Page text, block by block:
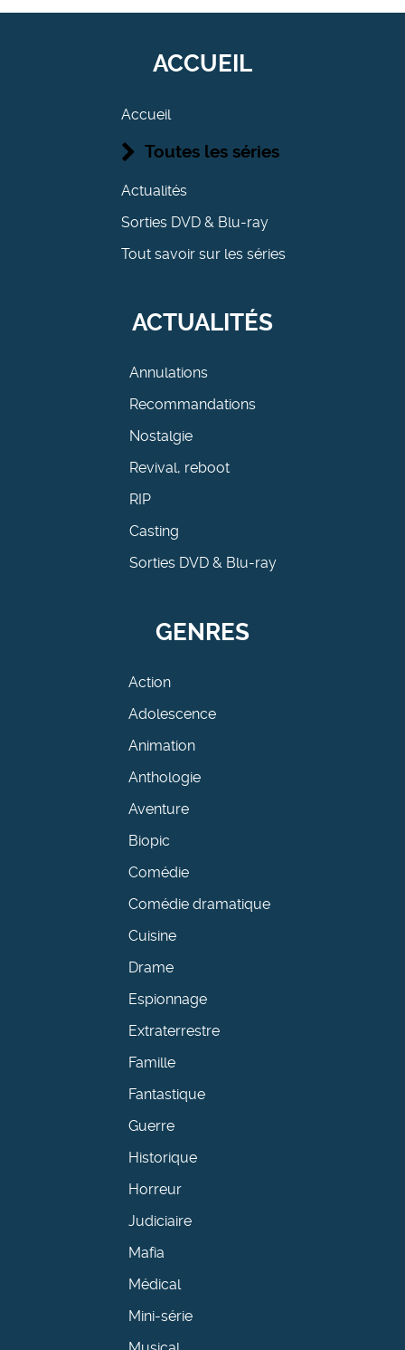
ACCUEIL
Accueil
Toutes les séries
Actualités
Sorties DVD & Blu-ray
Tout savoir sur les séries
ACTUALITÉS
Annulations
Recommandations
Nostalgie
Revival, reboot
RIP
Casting
Sorties DVD & Blu-ray
GENRES
Action
Adolescence
Animation
Anthologie
Aventure
Biopic
Comédie
Comédie dramatique
Cuisine
Drame
Espionnage
Extraterrestre
Famille
Fantastique
Guerre
Historique
Horreur
Judiciaire
Mafia
Médical
Mini-série